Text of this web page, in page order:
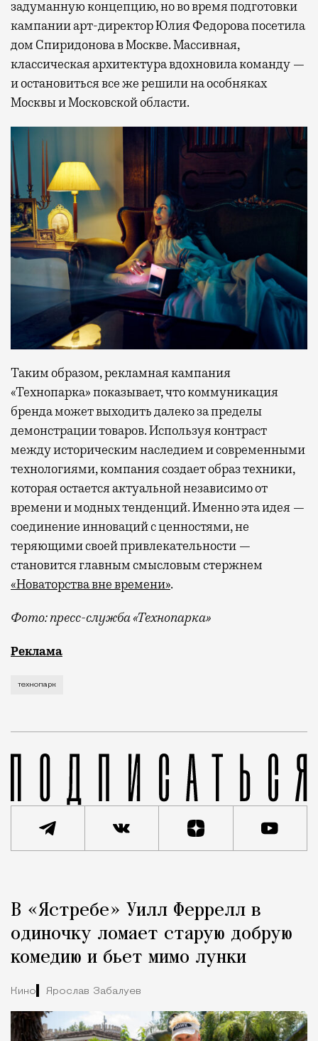
задуманную концепцию, но во время подготовки
кампании арт-директор Юлия Федорова посетила
дом Спиридонова в Москве. Массивная,
классическая архитектура вдохновила команду —
и остановиться все же решили на особняках
Москвы и Московской области.
Таким образом, рекламная кампания
«Технопарка» показывает, что коммуникация
бренда может выходить далеко за пределы
демонстрации товаров. Используя контраст
между историческим наследием и современными
технологиями, компания создает образ техники,
которая остается актуальной независимо от
времени и модных тенденций. Именно эта идея —
соединение инноваций с ценностями, не
теряющими своей привлекательности —
становится главным смысловым стержнем
«Новаторства вне времени».
Фото: пресс-служба «Технопарка»
Рекламные кампании техники редко выходят за
Реклама
технопарк
Город
В «Ястребе» Уилл Феррелл в
одиночку ломает старую добрую
комедию и бьет мимо лунки
Кино Ярослав Забалуев